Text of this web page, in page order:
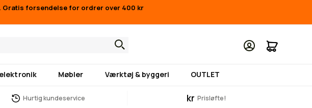
. Gratis forsendelse for ordrer over 400 kr
Min
Møbler Værktøj & byggeri OUTLET
Hurtig kundeservice kr Prisløfte!